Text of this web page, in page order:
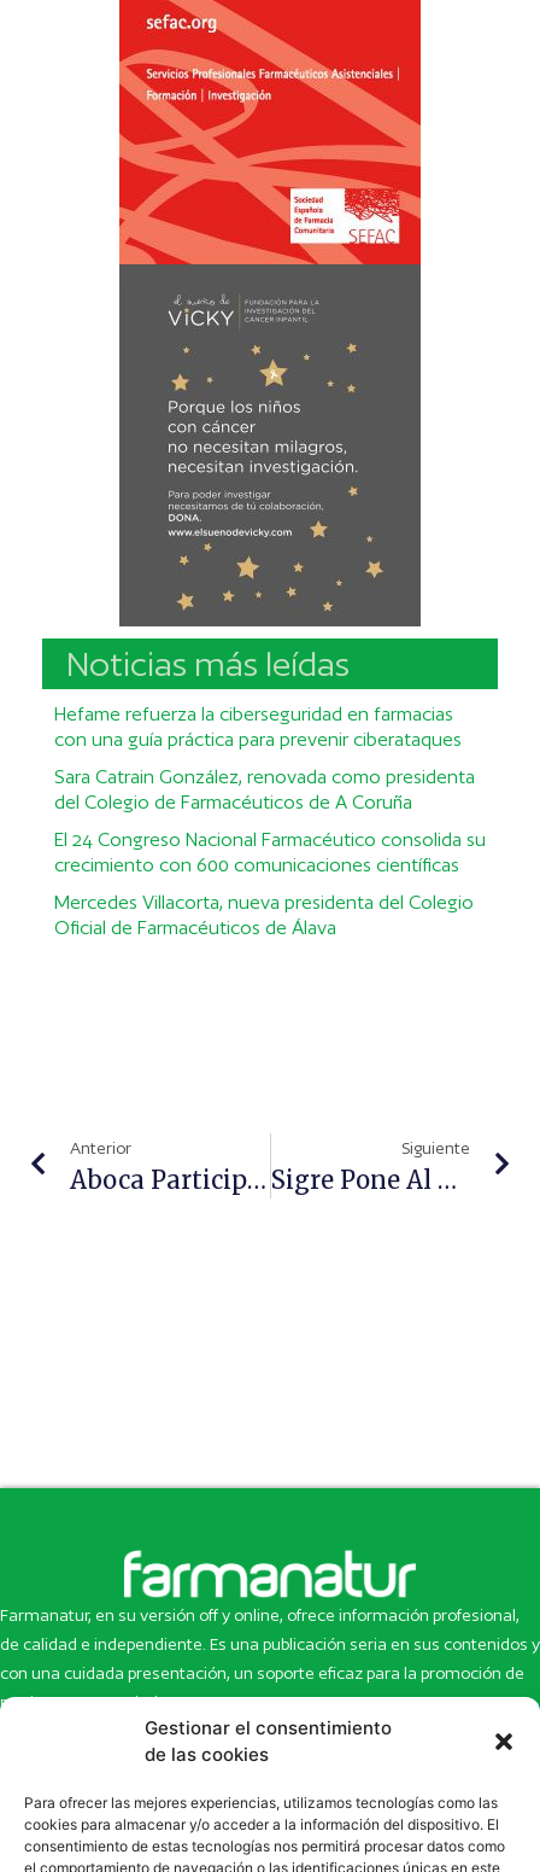
Gestionar el consentimiento
de las cookies
Para ofrecer las mejores experiencias, utilizamos tecnologías como las
cookies para almacenar y/o acceder a la información del dispositivo. El
consentimiento de estas tecnologías nos permitirá procesar datos como
el comportamiento de navegación o las identificaciones únicas en este
Noticias más leídas
Hefame refuerza la ciberseguridad en farmacias
con una guía práctica para prevenir ciberataques
Sara Catrain González, renovada como presidenta
del Colegio de Farmacéuticos de A Coruña
El 24 Congreso Nacional Farmacéutico consolida su
crecimiento con 600 comunicaciones científicas
Mercedes Villacorta, nueva presidenta del Colegio
Oficial de Farmacéuticos de Álava
Anterior
Aboca Participa En La I Green Week Selfcare Presentando La Sostenibilidad Como Elemento De Competitividad
Siguiente
Sigre Pone Al Ciudadano En El Centro De Su Nueva Campaña Para El Reciclado De Medicamentos
Farmanatur, en su versión off y online, ofrece información profesional,
de calidad e independiente. Es una publicación seria en sus contenidos y
con una cuidada presentación, un soporte eficaz para la promoción de
productos y novedades.
Inicio
Newsletter
Eco Multimedia
Artículos
Escaparate